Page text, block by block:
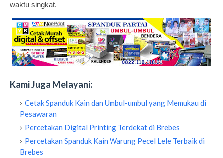
waktu singkat.
Kami Juga Melayani:
Cetak Spanduk Kain dan Umbul-umbul yang Memukau di
Pesawaran
Percetakan Digital Printing Terdekat di Brebes
Percetakan Spanduk Kain Warung Pecel Lele Terbaik di
Brebes